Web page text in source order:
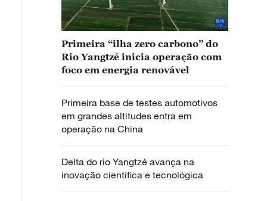
Primeira “ilha zero carbono” do
Rio Yangtzé inicia operação com
foco em energia renovável
Primeira base de testes automotivos
em grandes altitudes entra em
operação na China
Delta do rio Yangtzé avança na
inovação científica e tecnológica